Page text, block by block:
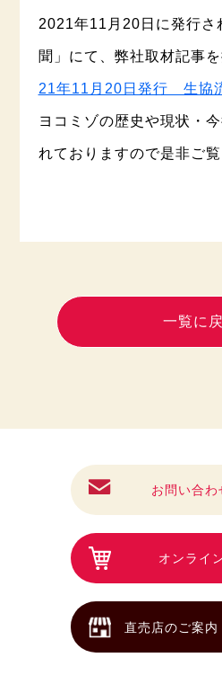
2021年11月20日に発行さ
聞」にて、弊社取材記事を
21年11月20日発行 生協
ヨコミゾの歴史や現状・
れておりますので是非ご覧
一覧に
お問い合わ
オンライ
直売店のご案